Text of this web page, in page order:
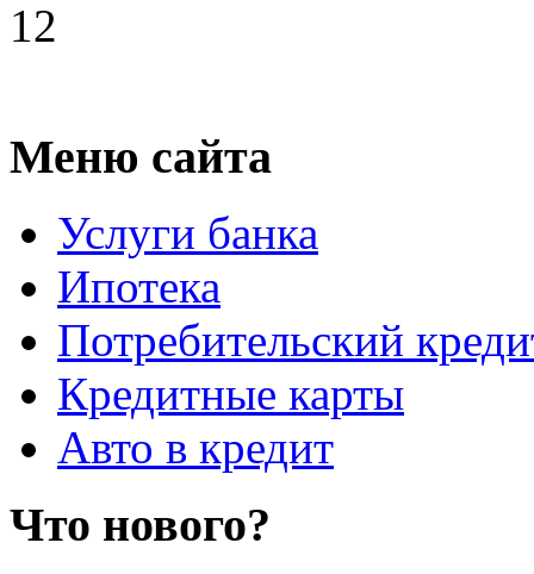
12
Меню сайта
Услуги банка
Ипотека
Потребительский
Кредитные карты
Авто в кредит
Что нового?